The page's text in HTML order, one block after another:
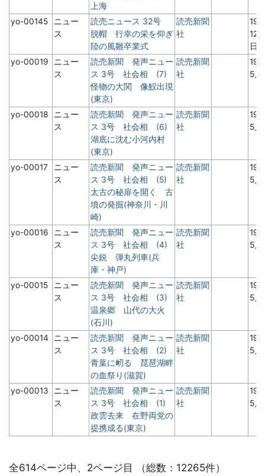
上海
yo-00145
ニュー
ス
読売ニュース 32号
脱帽 行幸の栄を仰ぎ
陸の風雛卒業式
読売新聞
社
12
日
yo-00019
ニュー
ス
読売新聞 発声ニュー
ス 3号 社会相 (7)
怪物の大関 像鮫出現
(東京)
読売新聞
社
5
yo-00018
ニュー
ス
読売新聞 発声ニュー
ス 3号 社会相 (6)
湖底に沈む小河内村
(東京)
読売新聞
社
5
yo-00017
ニュー
ス
読売新聞 発声ニュー
ス 3号 社会相 (5)
太古の秘扉を開く 古
墳の発掘(神奈川・川
崎)
読売新聞
社
5
yo-00016
ニュー
ス
読売新聞 発声ニュー
ス 3号 社会相 (4)
尖鋭 弾丸列車(兵
庫・神戸)
読売新聞
社
5
yo-00015
ニュー
ス
読売新聞 発声ニュー
ス 3号 社会相 (3)
温泉郷 山代の大火
(石川)
読売新聞
社
5
yo-00014
ニュー
ス
読売新聞 発声ニュー
ス 3号 社会相 (2)
青葉に衂る 琵琶湖畔
の血祭り(滋賀)
読売新聞
社
5
yo-00013
ニュー
ス
読売新聞 発声ニュー
ス 3号 社会相 (1)
政雲去来 在野両党の
提携成る(東京)
読売新聞
社
5
全614ページ中、2ページ目 （総数：12265件）